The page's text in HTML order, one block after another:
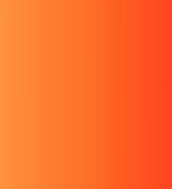
en socio